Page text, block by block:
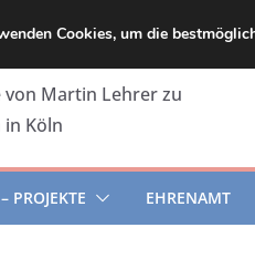
Martin Lehrer zu
Köln
PROJEKTE EHRENAMT
Cookies, um die